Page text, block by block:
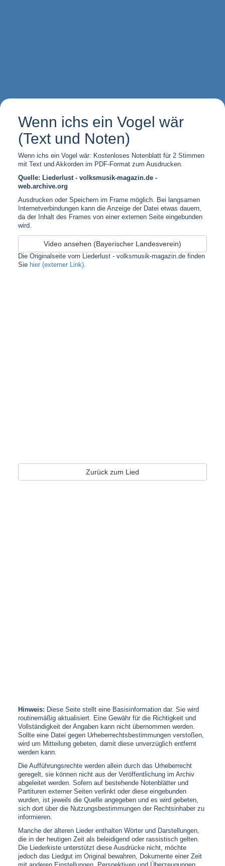
Wenn ichs ein Vogel wär
(Text und Noten)
Wenn ichs ein Vogel wär: Kostenloses Notenblatt für 2 Stimmen
mit Text und Akkorden im PDF-Format zum Ausdrucken.
Quelle: Liederlust - volksmusik-magazin.de -
web.archive.org
Ausdrucken oder Speichern im Frame möglich. Bei langsamen
Internetverbindungen kann die Anzeige der Datei etwas dauern,
da der Inhalt des Frames von einer externen Seite eingebunden
wird.
Video ansehen (Bayerischer Landesverein)
Die Originalseite vom Liederlust - volksmusik-magazin.de finden
Sie hier (externer Link).
Zurück zum Lied
Hinweis: Diese Seite stellt eine Basisinformation dar. Sie wird
routinemäßig aktualisiert. Eine Gewähr für die Richtigkeit und
Vollständigkeit der Angaben kann nicht übernommen werden.
Sollte eine Datei gegen Urheberrechtsbestimmungen verstoßen,
wird um Mitteilung gebeten, damit diese unverzüglich entfernt
werden kann.
Die Aufführungsrechte werden allein durch das Urheberrecht
geregelt, sie können nicht aus der Veröffentlichung im Archiv
abgeleitet werden. Sofern auf bestehende Notenblätter und
Partituren externer Seiten verlinkt oder diese eingebunden
wurden, ist jeweils die Quelle angegeben und es wird gebeten,
sich dort über die Nutzungsbestimmungen der Rechtsinhaber zu
informieren.
Manche der älteren Lieder enthalten Wörter und Darstellungen,
die in der heutigen Zeit als beleidigend oder rassistisch gelten.
Die Liederkiste unterstützt diese Ausdrücke nicht, möchte
jedoch das Liedgut im Original bewahren, Dokumente einer Zeit